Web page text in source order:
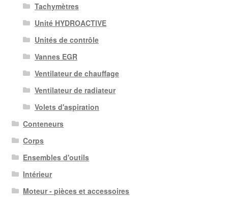
Tachymètres
Unité HYDROACTIVE
Unités de contrôle
Vannes EGR
Ventilateur de chauffage
Ventilateur de radiateur
Volets d'aspiration
Conteneurs
Corps
Ensembles d'outils
Intérieur
Moteur - pièces et accessoires